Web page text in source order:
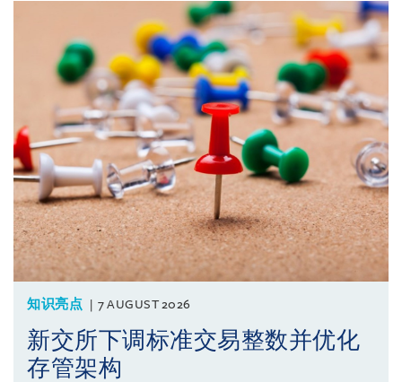
知识亮点 7 AUGUST 2026
新交所下调标准交易整数并优化
存管架构